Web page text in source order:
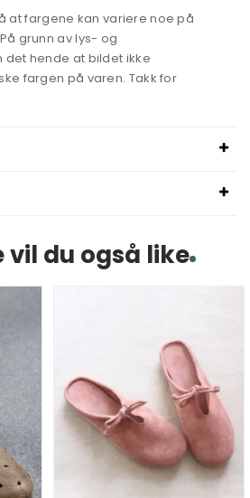
fargene kan variere noe på
grunn av lys- og
det hende at bildet ikke
fargen på varen. Takk for
vil du også like